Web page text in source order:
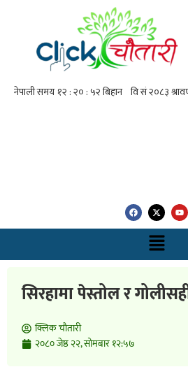
सिरहामा पेस्तोल र
क्लिक चाैतारी
२०८० जेष्ठ २२, सोमबार १२:५७